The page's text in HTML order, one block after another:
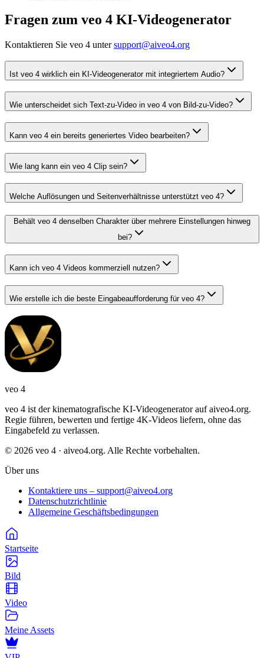
Fragen zum veo 4 KI-Videogenerator
Kontaktieren Sie veo 4 unter support@aiveo4.org
Ist veo 4 wirklich ein KI-Videogenerator mit integriertem Audio?
Wie unterscheidet sich Text-zu-Video in veo 4 von Bild-zu-Video?
Kann veo 4 ein bereits generiertes Video bearbeiten?
Wie lang kann ein veo 4 Clip sein?
Welche Auflösungen und Seitenverhältnisse unterstützt veo 4?
Behält veo 4 denselben Charakter über mehrere Einstellungen hinweg
bei?
Kann ich veo 4 Videos kommerziell nutzen?
Wie erstelle ich die beste Eingabeaufforderung für veo 4?
veo 4
veo 4 ist der kinematografische KI-Videogenerator auf aiveo4.org.
Regie führen, bewerten und fertige 4K-Videos liefern, ohne das
Eingabefeld zu verlassen.
© 2026 veo 4 · aiveo4.org. Alle Rechte vorbehalten.
Über uns
Kontaktiere uns – support@aiveo4.org
Datenschutzrichtlinie
Allgemeine Geschäftsbedingungen
Startseite
Bild
Video
Meine Assets